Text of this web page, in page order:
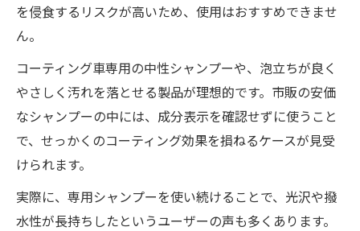
を侵食するリスクが高いため、使用はおすすめできませ
ん。
コーティング車専用の中性シャンプーや、泡立ちが良く
やさしく汚れを落とせる製品が理想的です。市販の安価
なシャンプーの中には、成分表示を確認せずに使うこと
で、せっかくのコーティング効果を損ねるケースが見受
けられます。
実際に、専用シャンプーを使い続けることで、光沢や撥
水性が長持ちしたというユーザーの声も多くあります。